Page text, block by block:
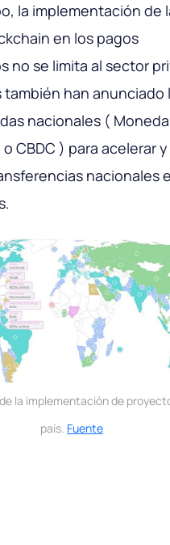
la implementación de
en los pagos
no se limita al sector
también han anunciado
nacionales (
CBDC ) para acelerar
nacionales e
la implementación de
país. Fuente